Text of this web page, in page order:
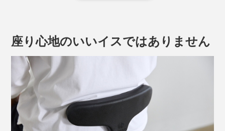
座り心地のいいイスではありません